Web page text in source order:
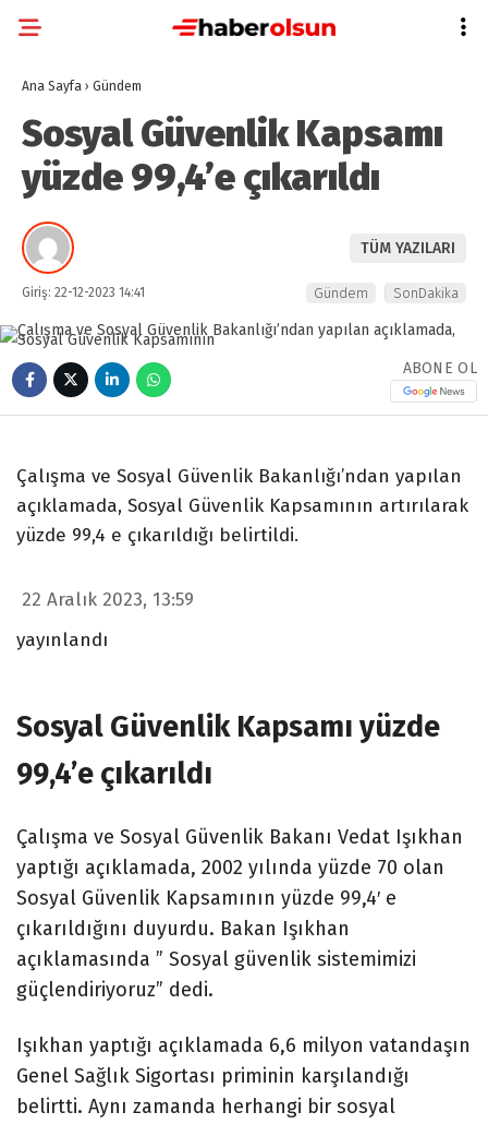
Ana Sayfa › Gündem
Sosyal Güvenlik Kapsamı
yüzde 99,4’e çıkarıldı
TÜM YAZILARI
Giriş: 22-12-2023 14:41 Gündem SonDakika
ABONE OL
Çalışma ve Sosyal Güvenlik Bakanlığı’ndan yapılan
açıklamada, Sosyal Güvenlik Kapsamının artırılarak
yüzde 99,4 e çıkarıldığı belirtildi.
22 Aralık 2023, 13:59
yayınlandı
Sosyal Güvenlik Kapsamı yüzde
99,4’e çıkarıldı
Çalışma ve Sosyal Güvenlik Bakanı Vedat Işıkhan
yaptığı açıklamada, 2002 yılında yüzde 70 olan
Sosyal Güvenlik Kapsamının yüzde 99,4′ e
çıkarıldığını duyurdu. Bakan Işıkhan
açıklamasında ” Sosyal güvenlik sistemimizi
güçlendiriyoruz” dedi.
Işıkhan yaptığı açıklamada 6,6 milyon vatandaşın
Genel Sağlık Sigortası priminin karşılandığı
belirtti. Aynı zamanda herhangi bir sosyal